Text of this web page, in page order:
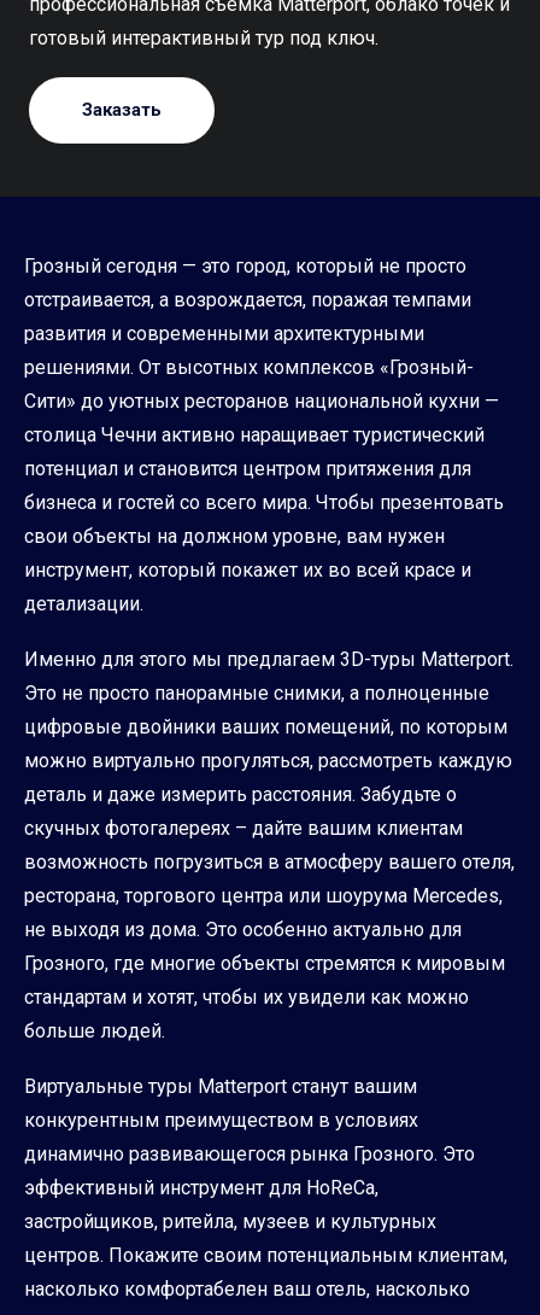
профессиональная съёмка Matterport, облако точек и
готовый интерактивный тур под ключ.
Заказать
Грозный сегодня — это город, который не просто
отстраивается, а возрождается, поражая темпами
развития и современными архитектурными
решениями. От высотных комплексов «Грозный-
Сити» до уютных ресторанов национальной кухни —
столица Чечни активно наращивает туристический
потенциал и становится центром притяжения для
бизнеса и гостей со всего мира. Чтобы презентовать
свои объекты на должном уровне, вам нужен
инструмент, который покажет их во всей красе и
детализации.
Именно для этого мы предлагаем 3D-туры Matterport.
Это не просто панорамные снимки, а полноценные
цифровые двойники ваших помещений, по которым
можно виртуально прогуляться, рассмотреть каждую
деталь и даже измерить расстояния. Забудьте о
скучных фотогалереях – дайте вашим клиентам
возможность погрузиться в атмосферу вашего отеля,
ресторана, торгового центра или шоурума Mercedes,
не выходя из дома. Это особенно актуально для
Грозного, где многие объекты стремятся к мировым
стандартам и хотят, чтобы их увидели как можно
больше людей.
Виртуальные туры Matterport станут вашим
конкурентным преимуществом в условиях
динамично развивающегося рынка Грозного. Это
эффективный инструмент для HoReCa,
застройщиков, ритейла, музеев и культурных
центров. Покажите своим потенциальным клиентам,
насколько комфортабелен ваш отель, насколько